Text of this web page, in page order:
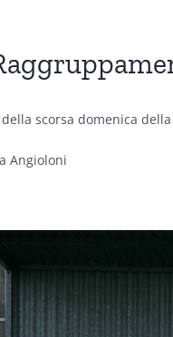
scorsa domenica
Angioloni